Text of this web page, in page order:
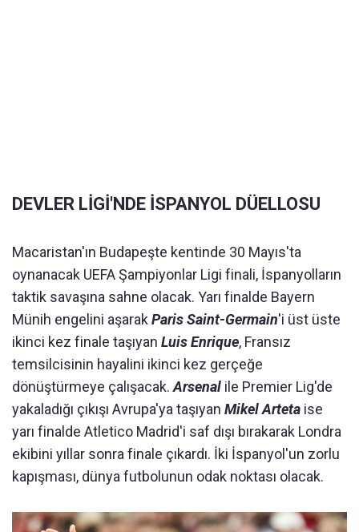
DEVLER LİGİ'NDE İSPANYOL DÜELLOSU
Macaristan'ın Budapeşte kentinde 30 Mayıs'ta
oynanacak UEFA Şampiyonlar Ligi finali, İspanyolların
taktik savaşına sahne olacak. Yarı finalde Bayern
Münih engelini aşarak Paris Saint-Germain'i üst üste
ikinci kez finale taşıyan Luis Enrique, Fransız
temsilcisinin hayalini ikinci kez gerçeğe
dönüştürmeye çalışacak.Arsenal ile Premier Lig'de
yakaladığı çıkışı Avrupa'ya taşıyan Mikel Arteta ise
yarı finalde Atletico Madrid'i saf dışı bırakarak Londra
ekibini yıllar sonra finale çıkardı. İki İspanyol'un zorlu
kapışması, dünya futbolunun odak noktası olacak.